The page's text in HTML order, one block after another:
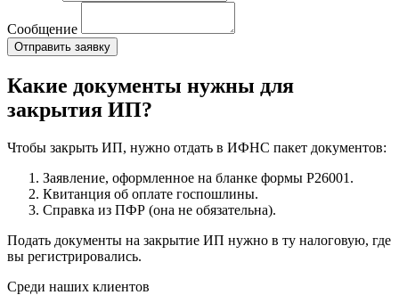
Сообщение
Какие документы нужны для
закрытия ИП?
Чтобы закрыть ИП, нужно отдать в ИФНС пакет документов:
Заявление, оформленное на бланке формы Р26001.
Квитанция об оплате госпошлины.
Справка из ПФР (она не обязательна).
Подать документы на закрытие ИП нужно в ту налоговую, где
вы регистрировались.
Среди наших клиентов